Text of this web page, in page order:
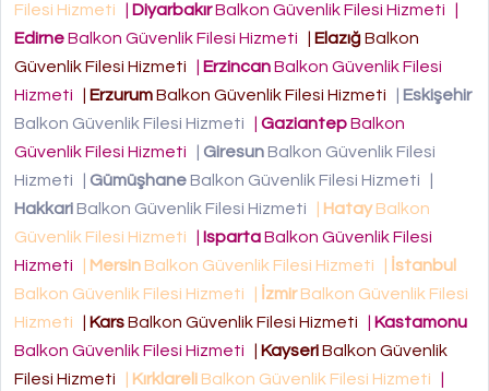
Filesi Hizmeti
DiyarbakırBalkon Güvenlik Filesi Hizmeti
EdirneBalkon Güvenlik Filesi Hizmeti ElazığBalkon
Güvenlik Filesi Hizmeti
ErzincanBalkon Güvenlik Filesi
Hizmeti
ErzurumBalkon Güvenlik Filesi Hizmeti
Eskişehir
Balkon Güvenlik Filesi Hizmeti
GaziantepBalkon
Güvenlik Filesi Hizmeti
GiresunBalkon Güvenlik Filesi
Hizmeti
GümüşhaneBalkon Güvenlik Filesi Hizmeti
HakkariBalkon Güvenlik Filesi Hizmeti HatayBalkon
Güvenlik Filesi Hizmeti
IspartaBalkon Güvenlik Filesi
Hizmeti
Mersin Balkon Güvenlik Filesi Hizmeti
İstanbul
Balkon Güvenlik Filesi Hizmeti
İzmirBalkon Güvenlik Filesi
Hizmeti
KarsBalkon Güvenlik Filesi Hizmeti
Kastamonu
Balkon Güvenlik Filesi Hizmeti
KayseriBalkon Güvenlik
Filesi Hizmeti
Kırklareli Balkon Güvenlik Filesi Hizmeti